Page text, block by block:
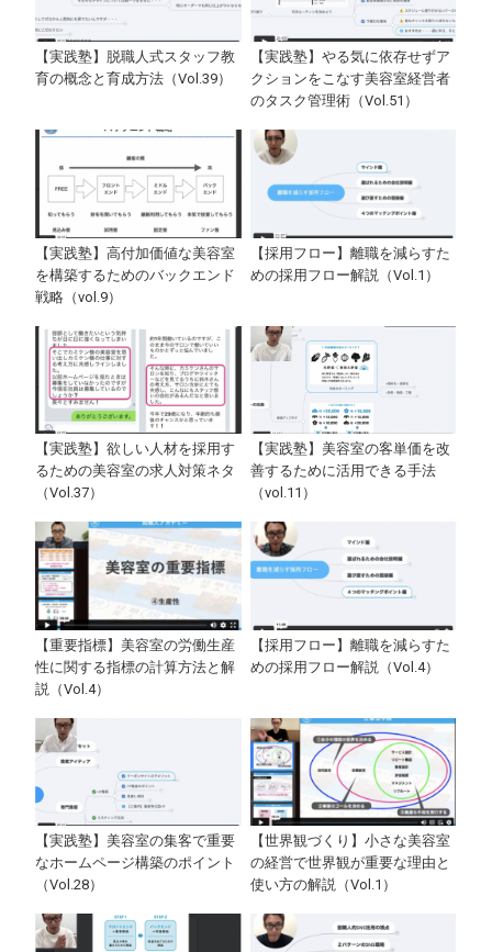
【実践塾】脱職人式スタッフ教
育の概念と育成方法（Vol.39）
【実践塾】やる気に依存せずア
クションをこなす美容室経営者
のタスク管理術（Vol.51）
【実践塾】高付加価値な美容室
を構築するためのバックエンド
戦略（vol.9）
【採用フロー】離職を減らすた
めの採用フロー解説（Vol.1）
【実践塾】欲しい人材を採用す
るための美容室の求人対策ネタ
（Vol.37）
【実践塾】美容室の客単価を改
善するために活用できる手法
（vol.11）
【重要指標】美容室の労働生産
性に関する指標の計算方法と解
説（Vol.4）
【採用フロー】離職を減らすた
めの採用フロー解説（Vol.4）
【実践塾】美容室の集客で重要
なホームページ構築のポイント
（Vol.28）
【世界観づくり】小さな美容室
の経営で世界観が重要な理由と
使い方の解説（Vol.1）